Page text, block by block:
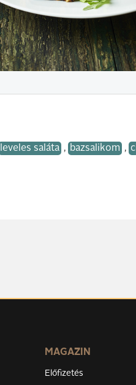
leveles saláta , bazsalikom ,
MAGAZIN
Előfizetés